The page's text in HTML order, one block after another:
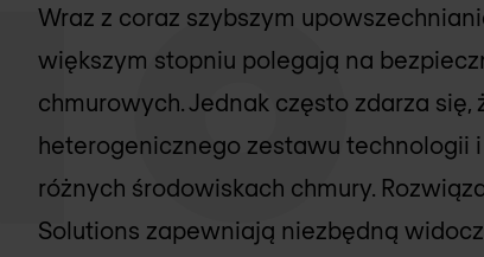
Wraz z coraz szybszym
większym stopniu polegają na
chmurowych. Jednak często zdarza
heterogenicznego zestawu technologii
różnych środowiskach chmury.
Solutions zapewniają niezbędną